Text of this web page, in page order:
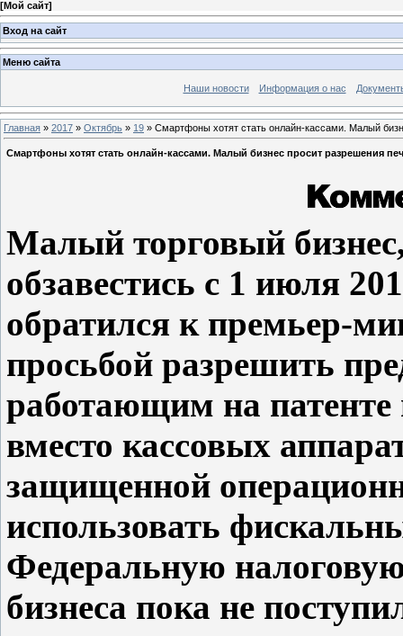
[Мой сайт]
Вход на сайт
Меню сайта
Наши новости Информация о нас
Главная » 2017 » Октябрь » 19 » Смартфоны хотят стать онлайн-кассами. Малый
Смартфоны хотят стать онлайн-кассами. Малый бизнес просит разрешения
Малый торговый
обзавестись с 1 июля
обратился к премьер-
просьбой разрешить
работающим на патенте
вместо кассовых
защищенной
использовать
Федеральную
бизнеса пока не